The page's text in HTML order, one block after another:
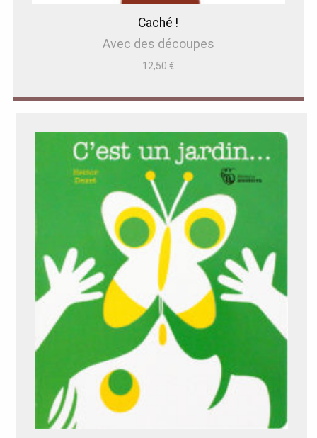
Caché !
Avec des découpes
12,50 €